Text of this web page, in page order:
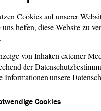
im Spiegelsaal des
Akademie in
„Sonderlandtag“ von Anhalt-
war der Zweite Ordentliche
worden. In diesem
den bekannten Demokraten
sich wie Enno Sander
wie August von Mey
Cookies auf unserer
uns helfen, diese Website zu
von Inhalten externer
der
Informationen unsere
Cookies